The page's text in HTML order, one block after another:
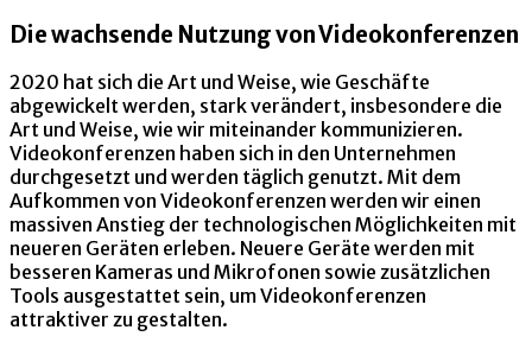
Die wachsende Nutzung von Videokonferenzen
2020 hat sich die Art und Weise, wie Geschäfte
abgewickelt werden, stark verändert, insbesondere die
Art und Weise, wie wir miteinander kommunizieren.
Videokonferenzen haben sich in den Unternehmen
durchgesetzt und werden täglich genutzt. Mit dem
Aufkommen von Videokonferenzen werden wir einen
massiven Anstieg der technologischen Möglichkeiten mit
neueren Geräten erleben. Neuere Geräte werden mit
besseren Kameras und Mikrofonen sowie zusätzlichen
Tools ausgestattet sein, um Videokonferenzen
attraktiver zu gestalten.